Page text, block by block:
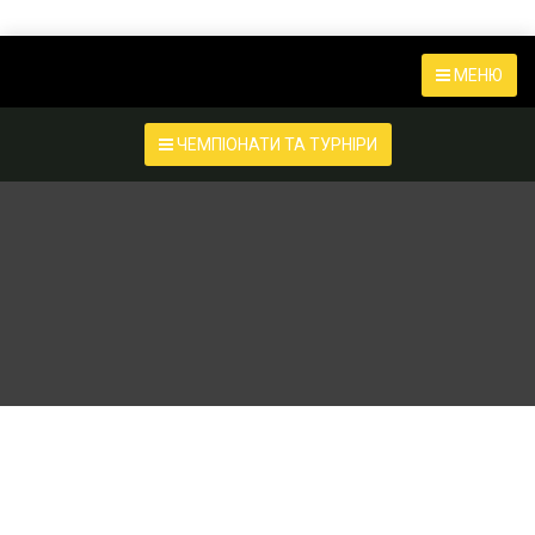
МЕНЮ
ЧЕМПІОНАТИ ТА ТУРНІРИ